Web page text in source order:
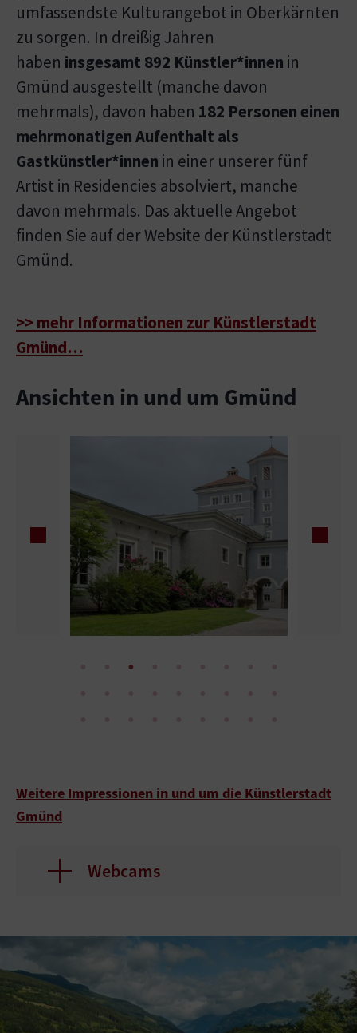
umfassendste Kulturangebot in Oberkärnten
zu sorgen. In dreißig Jahren
haben insgesamt 892 Künstler*innen in
Gmünd ausgestellt (manche davon
mehrmals), davon haben 182 Personen einen
mehrmonatigen Aufenthalt als
Gastkünstler*innen in einer unserer fünf
Artist in Residencies absolviert, manche
davon mehrmals. Das aktuelle Angebot
finden Sie auf der Website der Künstlerstadt
Gmünd.
>> mehr Informationen zur Künstlerstadt
Gmünd…
Ansichten in und um Gmünd
Weitere Impressionen in und um die Künstlerstadt
Gmünd
Webcams